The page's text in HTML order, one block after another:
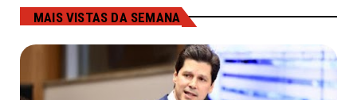
MAIS VISTAS DA SEMANA